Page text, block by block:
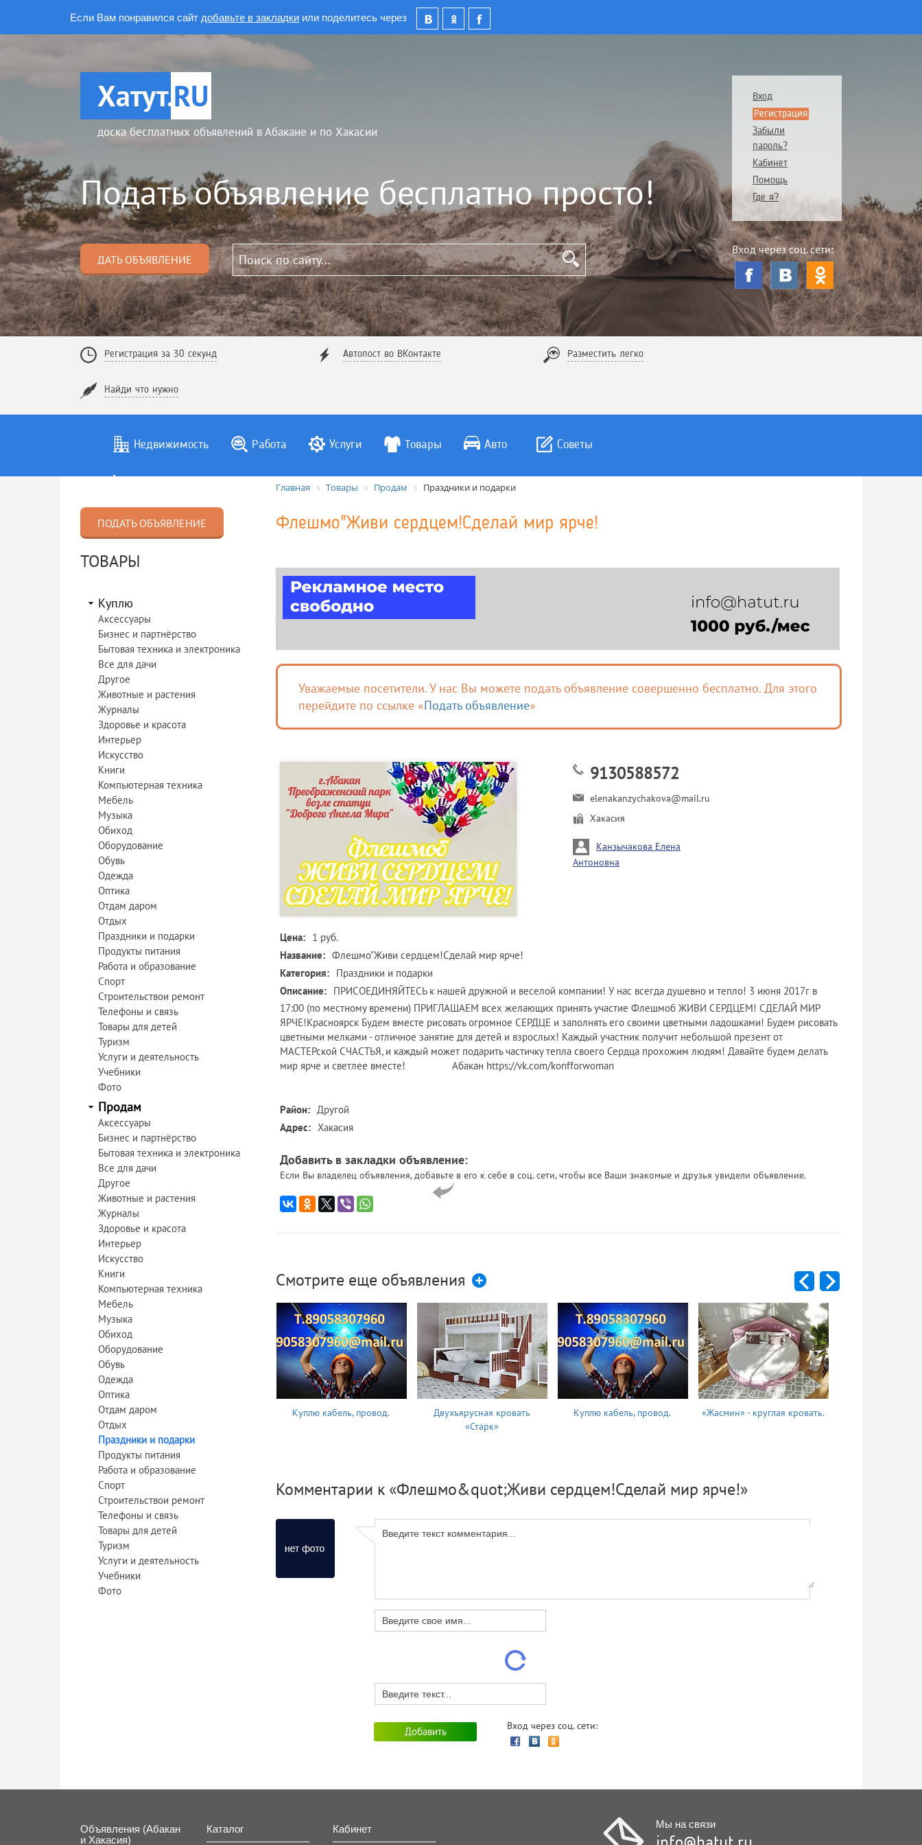
Если Вам понравился сайт добавьте в закладки или поделитесь через
Хатут.RU
доска бесплатных объявлений в Абакане и по Хакасии
Подать объявление бесплатно просто!
ДАТЬ ОБЪЯВЛЕНИЕ
Вход
Регистрация
Забыли
пароль?
Кабинет
Помощь
Где я?
Вход через соц. сети:
Регистрация за 30 секунд Автопост во ВКонтакте Разместить легко
Найди что нужно
Недвижимость Работа Услуги Товары Авто Советы
ПОДАТЬ ОБЪЯВЛЕНИЕ
ТОВАРЫ
Куплю
Аксессуары
Бизнес и партнёрство
Бытовая техника и электроника
Все для дачи
Другое
Животные и растения
Журналы
Здоровье и красота
Интерьер
Искусство
Книги
Компьютерная техника
Мебель
Музыка
Обиход
Оборудование
Обувь
Одежда
Оптика
Отдам даром
Отдых
Праздники и подарки
Продукты питания
Работа и образование
Спорт
Строительствои ремонт
Телефоны и связь
Товары для детей
Туризм
Услуги и деятельность
Учебники
Фото
Продам
Аксессуары
Бизнес и партнёрство
Бытовая техника и электроника
Все для дачи
Другое
Животные и растения
Журналы
Здоровье и красота
Интерьер
Искусство
Книги
Компьютерная техника
Мебель
Музыка
Обиход
Оборудование
Обувь
Одежда
Оптика
Отдам даром
Отдых
Праздники и подарки
Продукты питания
Работа и образование
Спорт
Строительствои ремонт
Телефоны и связь
Товары для детей
Туризм
Услуги и деятельность
Учебники
Фото
Главная Товары Продам Праздники и подарки
Флешмо"Живи сердцем!Сделай мир ярче!
Уважаемые посетители. У нас Вы можете подать объявление совершенно бесплатно. Для этого
перейдите по ссылке «Подать объявление»
9130588572
elenakanzychakova@mail.ru
Хакасия
Канзычакова Елена
Антоновна
Цена: 1 руб.
Название: Флешмо"Живи сердцем!Сделай мир ярче!
Категория: Праздники и подарки
Описание: ПРИСОЕДИНЯЙТЕСЬ к нашей дружной и веселой компании! У нас всегда душевно и тепло! 3 июня 2017г в
17:00 (по местному времени) ПРИГЛАШАЕМ всех желающих принять участие Флешмоб ЖИВИ СЕРДЦЕМ! СДЕЛАЙ МИР
ЯРЧЕ!Красноярск Будем вместе рисовать огромное СЕРДЦЕ и заполнять его своими цветными ладошками! Будем рисовать
цветными мелками - отличное занятие для детей и взрослых! Каждый участник получит небольшой презент от
МАСТЕРской СЧАСТЬЯ, и каждый может подарить частичку тепла своего Сердца прохожим людям! Давайте будем делать
мир ярче и светлее вместе! Абакан https://vk.com/konfforwoman
Район: Другой
Адрес: Хакасия
Добавить в закладки объявление:
Если Вы владелец объявления, добавьте в его к себе в соц. сети, чтобы все Ваши знакомые и друзья увидели объявление.
Смотрите еще объявления
Куплю кабель, провод.
Двухъярусная кровать
«Старк»
Куплю кабель, провод. «Жасмин» - круглая кровать.
Комментарии к «Флешмо&quot;Живи сердцем!Сделай мир ярче!»
Вход через соц. сети:
Объявления (Абакан
и Хакасия)
Каталог Кабинет Мы на связи